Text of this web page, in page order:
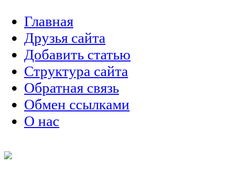
Главная
Друзья сайта
Добавить статью
Структура сайта
Обратная связь
Обмен ссылками
О нас